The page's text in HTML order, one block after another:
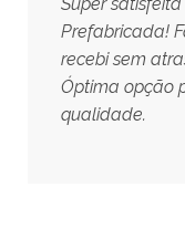
Prefabricada!
recebi sem
Óptima opção
qualidade.